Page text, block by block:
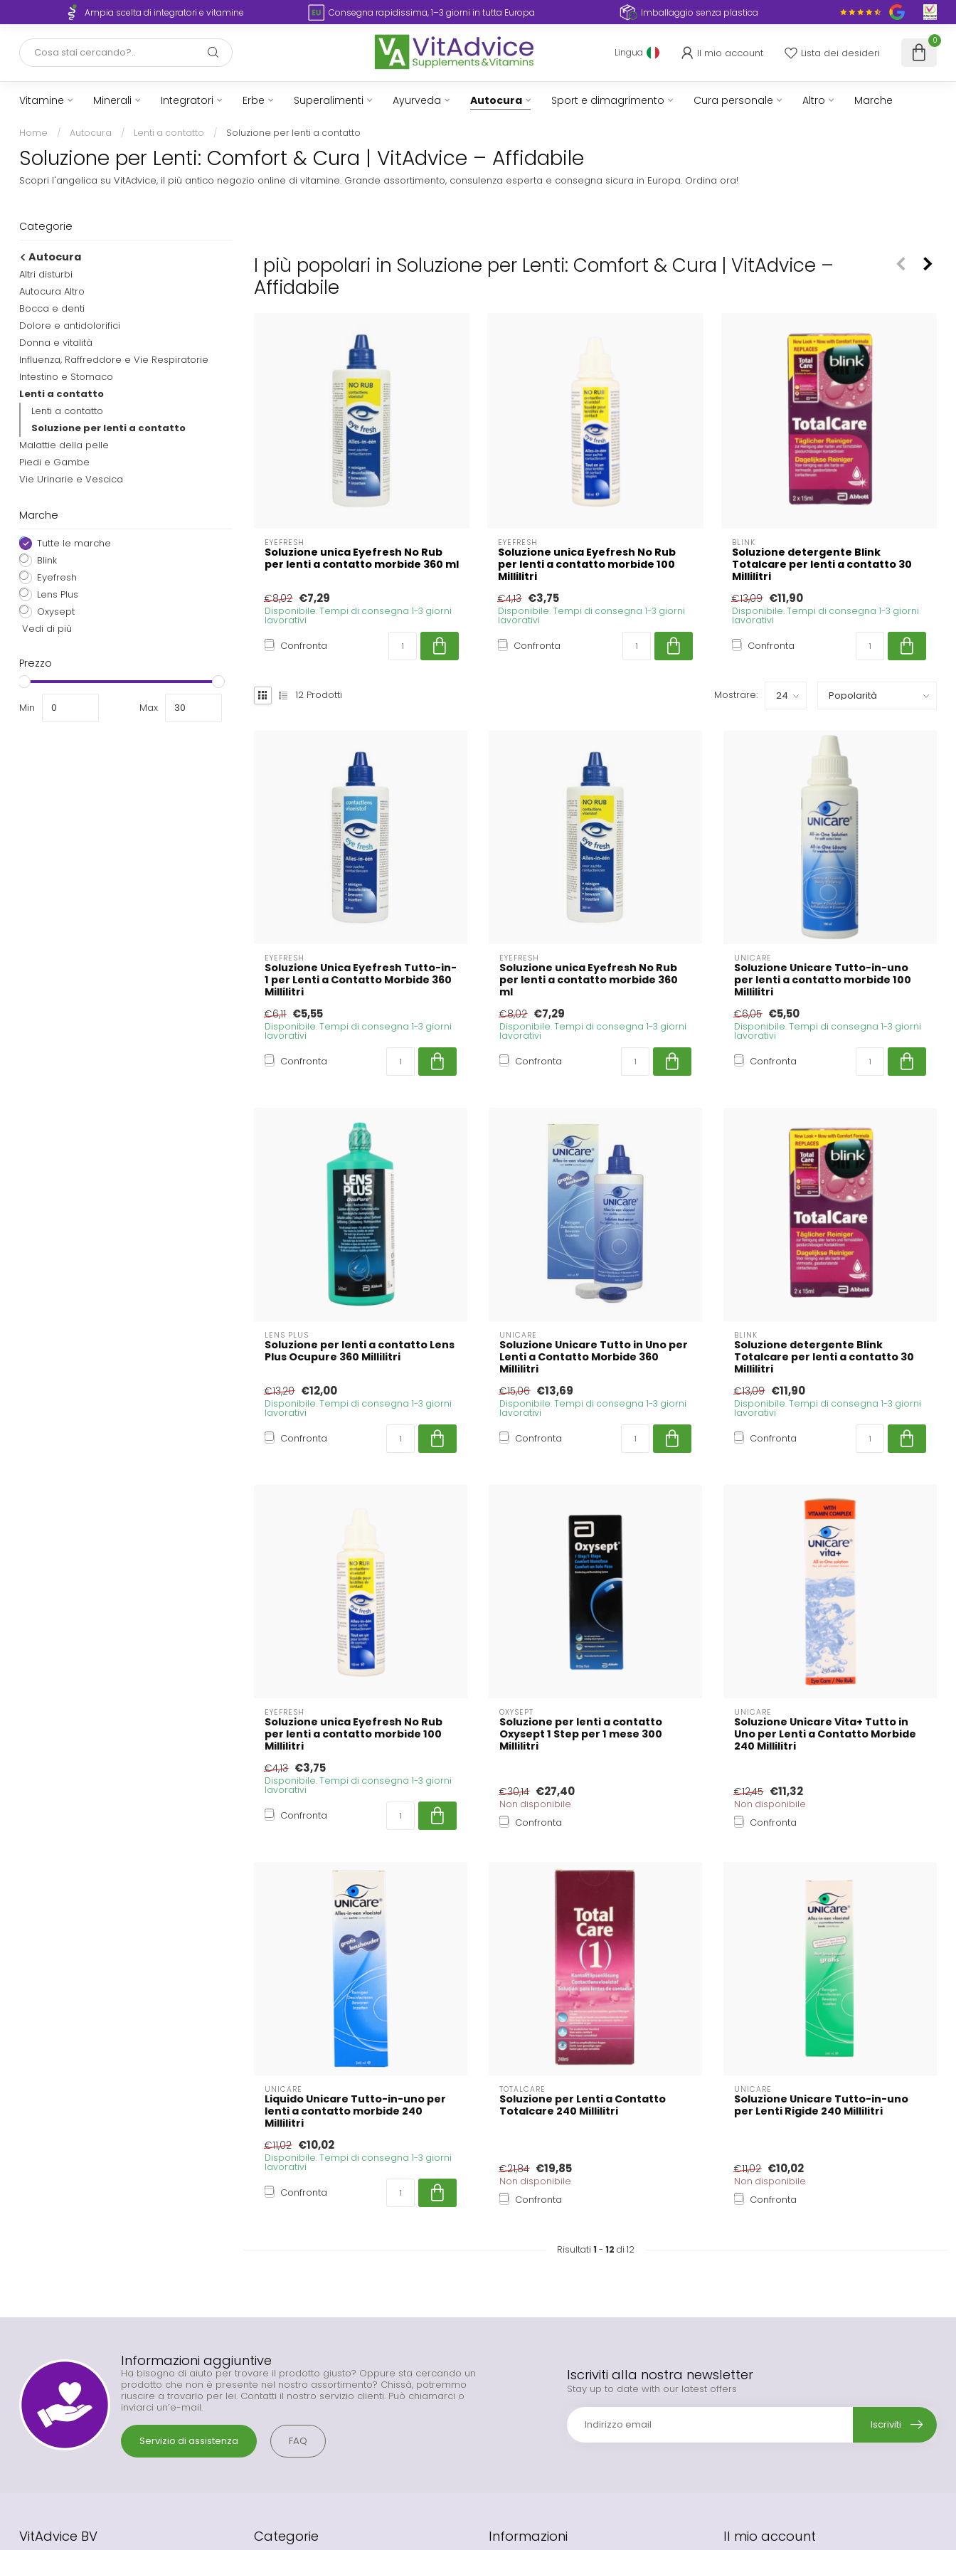
Ampia scelta di integratori e vitamine Consegna rapidissima, 1–3 giorni in tutta Europa Imballaggio senza plastica
Lingua Il mio account Lista dei desideri
0
Vitamine Minerali Integratori Erbe Superalimenti Ayurveda Autocura Sport e dimagrimento Cura personale Altro Marche
Home / Autocura / Lenti a contatto / Soluzione per lenti a contatto
Soluzione per Lenti: Comfort & Cura | VitAdvice – Affidabile
Scopri l'angelica su VitAdvice, il più antico negozio online di vitamine. Grande assortimento, consulenza esperta e consegna sicura in Europa. Ordina ora!
Categorie
Autocura
Altri disturbi
Autocura Altro
Bocca e denti
Dolore e antidolorifici
Donna e vitalità
Influenza, Raffreddore e Vie Respiratorie
Intestino e Stomaco
Lenti a contatto
Lenti a contatto
Soluzione per lenti a contatto
Malattie della pelle
Piedi e Gambe
Vie Urinarie e Vescica
Marche
Tutte le marche
Blink
Eyefresh
Lens Plus
Oxysept
Vedi di più
Prezzo
Min Max
I più popolari in Soluzione per Lenti: Comfort & Cura | VitAdvice –
Affidabile
EYEFRESH
Soluzione unica Eyefresh No Rub
per lenti a contatto morbide 360 ml
€8,02 €7,29
Disponibile. Tempi di consegna 1-3 giorni
lavorativi
Confronta
EYEFRESH
Soluzione unica Eyefresh No Rub
per lenti a contatto morbide 100
Millilitri
€4,13 €3,75
Disponibile. Tempi di consegna 1-3 giorni
lavorativi
Confronta
BLINK
Soluzione detergente Blink
Totalcare per lenti a contatto 30
Millilitri
€13,09 €11,90
Disponibile. Tempi di consegna 1-3 giorni
lavorativi
Confronta
12 Prodotti Mostrare:
EYEFRESH
Soluzione Unica Eyefresh Tutto-in-
1 per Lenti a Contatto Morbide 360
Millilitri
€6,11 €5,55
Disponibile. Tempi di consegna 1-3 giorni
lavorativi
Confronta
EYEFRESH
Soluzione unica Eyefresh No Rub
per lenti a contatto morbide 360
ml
€8,02 €7,29
Disponibile. Tempi di consegna 1-3 giorni
lavorativi
Confronta
UNICARE
Soluzione Unicare Tutto-in-uno
per lenti a contatto morbide 100
Millilitri
€6,05 €5,50
Disponibile. Tempi di consegna 1-3 giorni
lavorativi
Confronta
LENS PLUS
Soluzione per lenti a contatto Lens
Plus Ocupure 360 Millilitri
€13,20 €12,00
Disponibile. Tempi di consegna 1-3 giorni
lavorativi
Confronta
UNICARE
Soluzione Unicare Tutto in Uno per
Lenti a Contatto Morbide 360
Millilitri
€15,06 €13,69
Disponibile. Tempi di consegna 1-3 giorni
lavorativi
Confronta
BLINK
Soluzione detergente Blink
Totalcare per lenti a contatto 30
Millilitri
€13,09 €11,90
Disponibile. Tempi di consegna 1-3 giorni
lavorativi
Confronta
EYEFRESH
Soluzione unica Eyefresh No Rub
per lenti a contatto morbide 100
Millilitri
€4,13 €3,75
Disponibile. Tempi di consegna 1-3 giorni
lavorativi
Confronta
OXYSEPT
Soluzione per lenti a contatto
Oxysept 1 Step per 1 mese 300
Millilitri
€30,14 €27,40
Non disponibile
Confronta
UNICARE
Soluzione Unicare Vita+ Tutto in
Uno per Lenti a Contatto Morbide
240 Millilitri
€12,45 €11,32
Non disponibile
Confronta
UNICARE
Liquido Unicare Tutto-in-uno per
lenti a contatto morbide 240
Millilitri
€11,02 €10,02
Disponibile. Tempi di consegna 1-3 giorni
lavorativi
Confronta
TOTALCARE
Soluzione per Lenti a Contatto
Totalcare 240 Millilitri
€21,84 €19,85
Non disponibile
Confronta
UNICARE
Soluzione Unicare Tutto-in-uno
per Lenti Rigide 240 Millilitri
€11,02 €10,02
Non disponibile
Confronta
Risultati 1 - 12 di 12
Informazioni aggiuntive
Ha bisogno di aiuto per trovare il prodotto giusto? Oppure sta cercando un
prodotto che non è presente nel nostro assortimento? Chissà, potremmo
riuscire a trovarlo per lei. Contatti il nostro servizio clienti. Può chiamarci o
inviarci un’e-mail.
Servizio di assistenza FAQ
Iscriviti alla nostra newsletter
Stay up to date with our latest offers
Iscriviti
VitAdvice BV Categorie Informazioni Il mio account